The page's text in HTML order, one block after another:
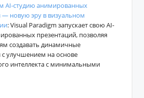
AI-студию анимированных
— новую эру в визуальном
: Visual Paradigm запускает свою AI-
презентаций, позволяя
создавать динамичные
с улучшением на основе
интеллекта с минимальными